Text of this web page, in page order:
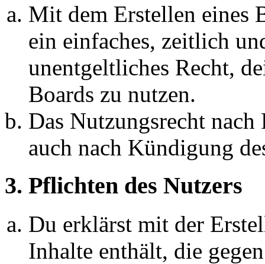
Mit dem Erstellen eines
ein einfaches, zeitlich
unentgeltliches Recht,
Boards zu nutzen.
Das Nutzungsrecht
auch nach Kündigung
3. Pflichten des Nutzers
Du erklärst mit der
Inhalte enthält, die